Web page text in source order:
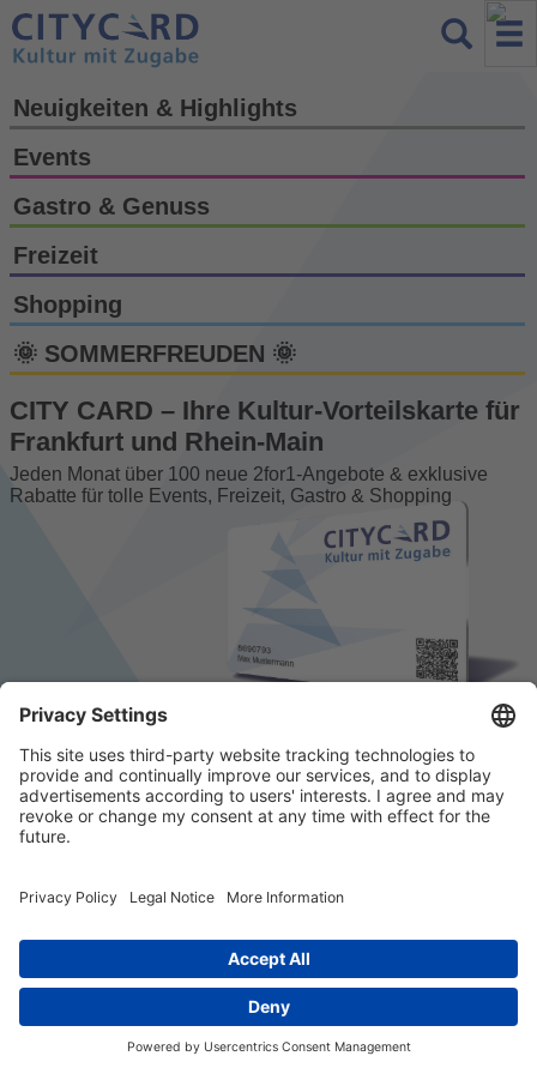
Neuigkeiten & Highlights
Events
Gastro & Genuss
Freizeit
Shopping
🌞 SOMMERFREUDEN 🌞
CITY CARD – Ihre Kultur-Vorteils­karte für
Frankfurt und Rhein-Main
Jeden Monat über 100 neue 2for1-Angebote & exklusive
Rabatte für tolle Events, Freizeit, Gastro & Shopping